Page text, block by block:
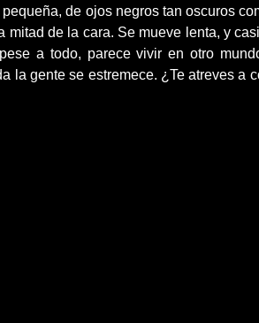
de ojos negros tan oscuros
mitad de la cara. Se mueve lenta, y
a todo, parece vivir en otro
la gente se estremece. ¿Te atreves a